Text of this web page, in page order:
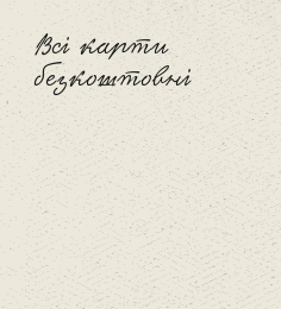
Всі карти
безкоштовні